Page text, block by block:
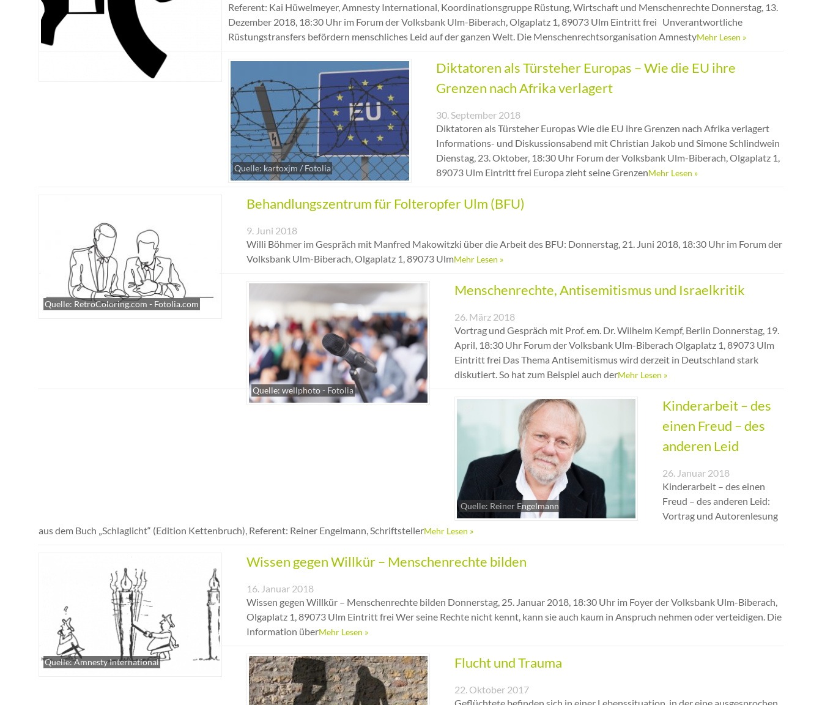
Referent: Kai Hüwelmeyer, Amnesty International, Koordinationsgruppe Rüstung, Wirtschaft und Menschenrechte Donnerstag, 13.
Dezember 2018, 18:30 Uhr im Forum der Volksbank Ulm-Biberach, Olgaplatz 1, 89073 Ulm Eintritt frei Unverantwortliche
Rüstungstransfers befördern menschliches Leid auf der ganzen Welt. Die Menschenrechtsorganisation AmnestyMehr Lesen »
Quelle: kartoxjm / Fotolia
Diktatoren als Türsteher Europas – Wie die EU ihre
Grenzen nach Afrika verlagert
30. September 2018
Diktatoren als Türsteher Europas Wie die EU ihre Grenzen nach Afrika verlagert
Informations- und Diskussionsabend mit Christian Jakob und Simone Schlindwein
Dienstag, 23. Oktober, 18:30 Uhr Forum der Volksbank Ulm-Biberach, Olgaplatz 1,
89073 Ulm Eintritt frei Europa zieht seine GrenzenMehr Lesen »
Quelle: RetroColoring.com - Fotolia.com
Behandlungszentrum für Folteropfer Ulm (BFU)
9. Juni 2018
Willi Böhmer im Gespräch mit Manfred Makowitzki über die Arbeit des BFU: Donnerstag, 21. Juni 2018, 18:30 Uhr im Forum der
Volksbank Ulm-Biberach, Olgaplatz 1, 89073 UlmMehr Lesen »
Quelle: wellphoto - Fotolia
Menschenrechte, Antisemitismus und Israelkritik
26. März 2018
Vortrag und Gespräch mit Prof. em. Dr. Wilhelm Kempf, Berlin Donnerstag, 19.
April, 18:30 Uhr Forum der Volksbank Ulm-Biberach Olgaplatz 1, 89073 Ulm
Eintritt frei Das Thema Antisemitismus wird derzeit in Deutschland stark
diskutiert. So hat zum Beispiel auch derMehr Lesen »
Quelle: Reiner Engelmann
Kinderarbeit – des
einen Freud – des
anderen Leid
26. Januar 2018
Kinderarbeit – des einen
Freud – des anderen Leid:
Vortrag und Autorenlesung
aus dem Buch „Schlaglicht“ (Edition Kettenbruch), Referent: Reiner Engelmann, SchriftstellerMehr Lesen »
Quelle: Amnesty International
Wissen gegen Willkür – Menschenrechte bilden
16. Januar 2018
Wissen gegen Willkür – Menschenrechte bilden Donnerstag, 25. Januar 2018, 18:30 Uhr im Foyer der Volksbank Ulm-Biberach,
Olgaplatz 1, 89073 Ulm Eintritt frei Wer seine Rechte nicht kennt, kann sie auch kaum in Anspruch nehmen oder verteidigen. Die
Information überMehr Lesen »
Flucht und Trauma
22. Oktober 2017